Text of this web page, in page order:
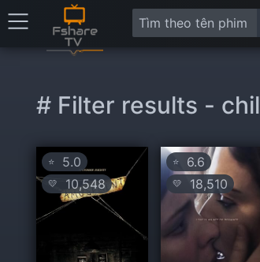
# Filter results -
⭐ 5.0
💛 10,548
⭐ 6.6
💛 18,510